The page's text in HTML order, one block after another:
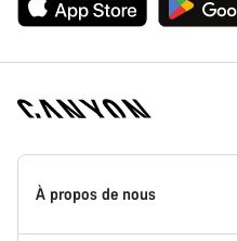
Page
d'accueil
Canyon
-
À propos de nous